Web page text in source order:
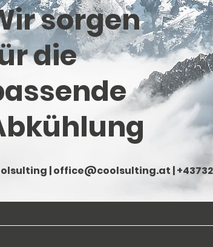
sorgen
die
|office@coolsulting.at |